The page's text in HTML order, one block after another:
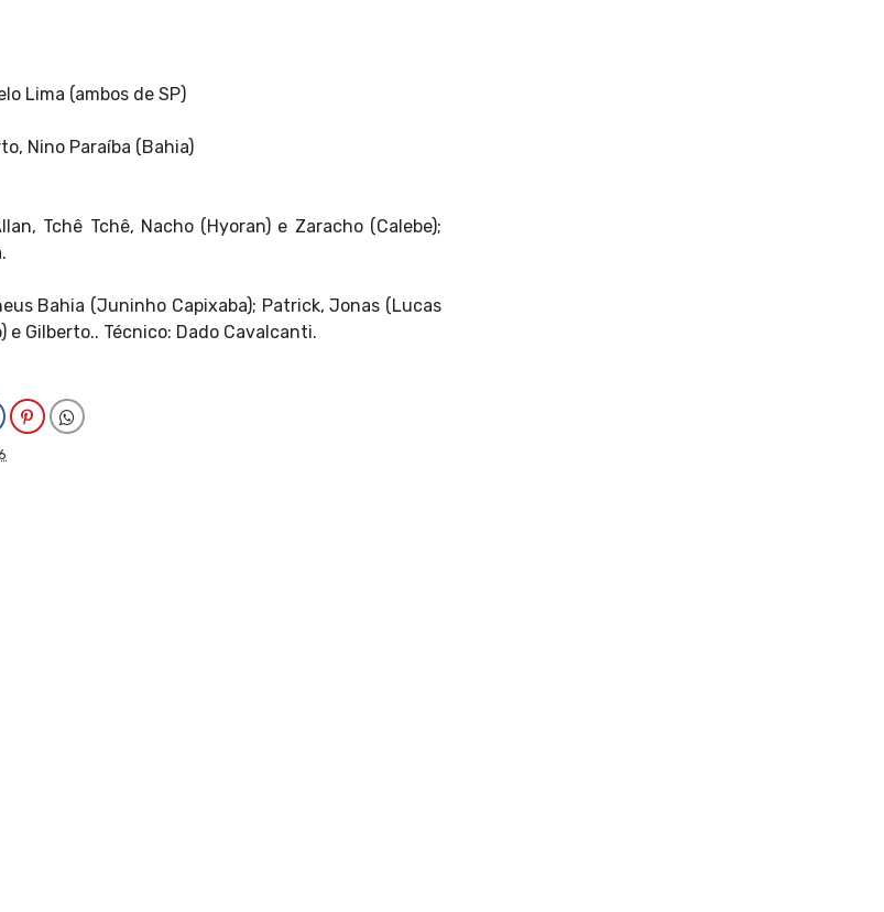
Lima (ambos de SP)
Nino Paraíba (Bahia)
Tchê Tchê, Nacho (Hyoran) e Zaracho (Calebe);
Bahia (Juninho Capixaba); Patrick, Jonas (Lucas
e Gilberto.. Técnico: Dado Cavalcanti.